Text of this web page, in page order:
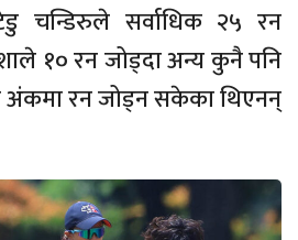
चन्डिरुले सर्वाधिक २५ रन
१० रन जोड्दा अन्य कुनै पनि
अंकमा रन जोड्न सकेका थिएनन्